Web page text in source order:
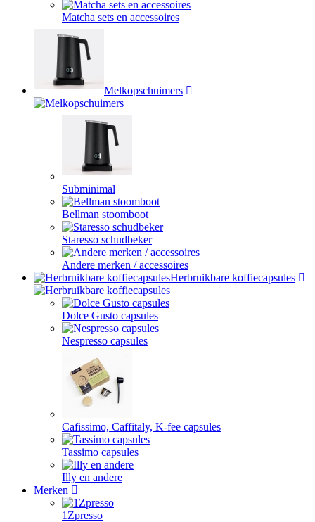
Matcha sets en accessoires
Melkopschuimers
Subminimal
Bellman stoomboot
Staresso schudbeker
Andere merken / accessoires
Herbruikbare koffiecapsules
Dolce Gusto capsules
Nespresso capsules
Cafissimo, Caffitaly, K-fee capsules
Tassimo capsules
Illy en andere
Merken
1Zpresso